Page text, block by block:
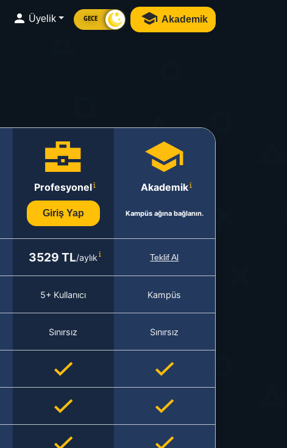
Üyelik GECE Akademik
Profesyonel
Giriş Yap
Akademik
Kampüs ağına bağlanın.
3529 TL/aylık Teklif Al
5+ Kullanıcı Kampüs
Sınırsız Sınırsız